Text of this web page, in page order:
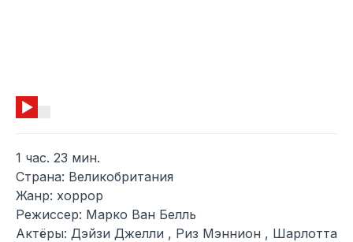
1 час. 23 мин.
Страна: Великобритания
Жанр: хоррор
Режиссер: Марко Ван Белль
Актёры: Дэйзи Джелли , Риз Мэннион , Шарлотта